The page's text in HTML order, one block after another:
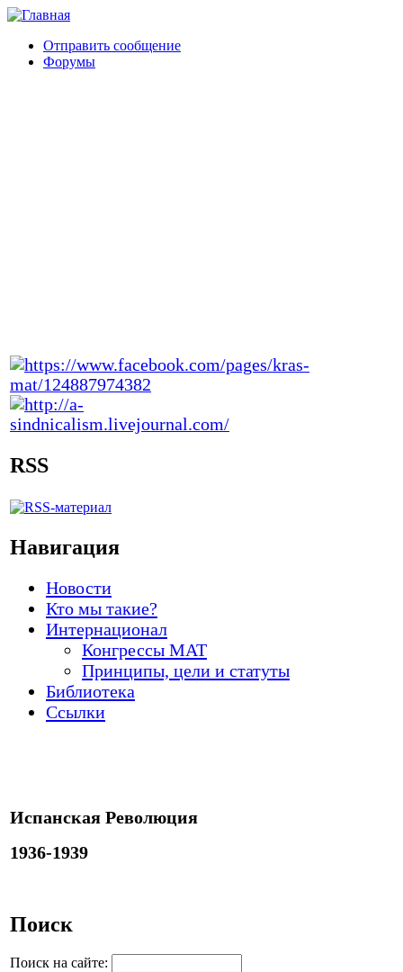
Отправить сообщение
Форумы
RSS
Навигация
Новости
Кто мы такие?
Интернационал
Конгрессы МАТ
Принципы, цели и статуты
Библиотека
Ссылки
Испанская Революция
1936-1939
Поиск
Поиск на сайте: